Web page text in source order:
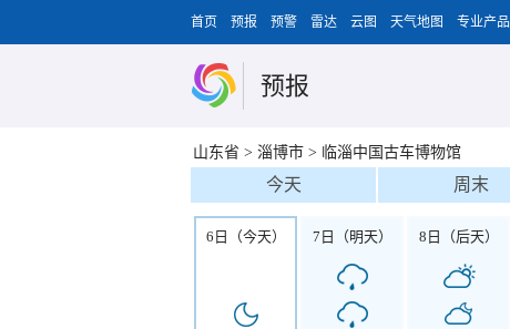
首页 预报 预警 雷达 云图 天气地图 专业产品
预报
山东省 > 淄博市 > 临淄中国古车博物馆
今天 周末
6日（今天） 7日（明天） 8日（后天）